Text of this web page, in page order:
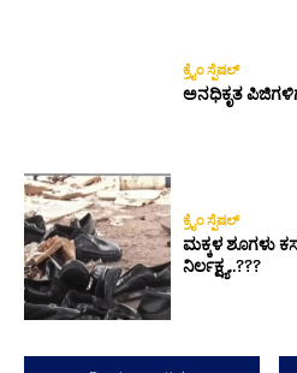
ಕ್ರೈಂ ಸ್ಪೆಷಲ್
ಅನಧಿಕೃತ
ಕ್ರೈಂ ಸ್ಪೆಷಲ್
ಮಕ್ಕಳ ಶೂಗಳು
ನಿರ್ಲಕ್ಷ್ಯ..???